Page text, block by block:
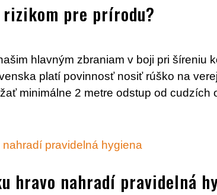
rizikom pre prírodu?
hlavným zbraniam v boji pri šíreniu
platí povinnosť nosiť rúško na
minimálne 2 metre odstup od cudzích
hravo nahradí pravidelná